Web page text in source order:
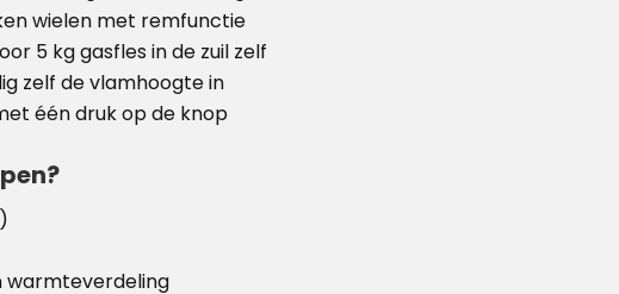
wielen met remfunctie
5 kg gasfles in de zuil zelf
zelf de vlamhoogte in
één druk op de knop
warmteverdeling